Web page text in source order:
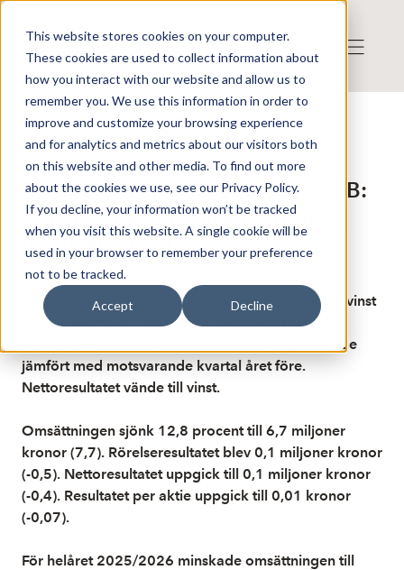
This website stores cookies on your computer.
These cookies are used to collect information about
how you interact with our website and allow us to
remember you. We use this information in order to
improve and customize your browsing experience
and for analytics and metrics about our visitors both
on this website and other media. To find out more
about the cookies we use, see our Privacy Policy.
If you decline, your information won’t be tracked
when you visit this website. A single cookie will be
used in your browser to remember your preference
not to be tracked.
Accept Decline
Publicerat: 2026-05-28 12:25:39
Detta är en nyhet från nyhetsbyrån FinwireDisclaimer
Finwire om Provide IT Sweden AB:
Provide IT vände till knapp vinst i
fjärde kvartalet
Konsultbolaget Provide IT redovisar ökad rörelsevinst
i fjärde kvartalet i det brutna räkenskapsåret
2025/2026 samtidigt som omsättningen minskade
jämfört med motsvarande kvartal året före.
Nettoresultatet vände till vinst.
Omsättningen sjönk 12,8 procent till 6,7 miljoner
kronor (7,7). Rörelseresultatet blev 0,1 miljoner kronor
(-0,5). Nettoresultatet uppgick till 0,1 miljoner kronor
(-0,4). Resultatet per aktie uppgick till 0,01 kronor
(-0,07).
För helåret 2025/2026 minskade omsättningen till